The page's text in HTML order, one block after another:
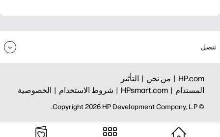
تنصل
HP.com | من نحن | التأثير
المستدام | HPsmart.com | شروط الاستخدام | الخصوصية
© Copyright 2026 HP Development Company, L.P.